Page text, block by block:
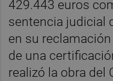
429.443 euros
sentencia judicial
en su
de una
realizó la obra del